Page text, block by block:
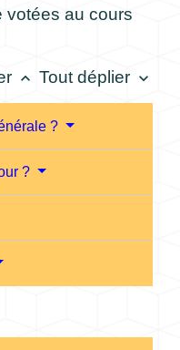
votées au cours
keyboard_arrow_up Tout déplier keyboard_arrow_down
?
?